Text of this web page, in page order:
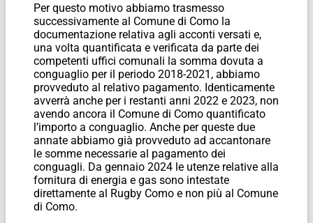
Per questo motivo abbiamo trasmesso
successivamente al Comune di Como la
documentazione relativa agli acconti versati e,
una volta quantificata e verificata da parte dei
competenti uffici comunali la somma dovuta a
conguaglio per il periodo 2018-2021, abbiamo
provveduto al relativo pagamento. Identicamente
avverrà anche per i restanti anni 2022 e 2023, non
avendo ancora il Comune di Como quantificato
l’importo a conguaglio. Anche per queste due
annate abbiamo già provveduto ad accantonare
le somme necessarie al pagamento dei
conguagli. Da gennaio 2024 le utenze relative alla
fornitura di energia e gas sono intestate
direttamente al Rugby Como e non più al Comune
di Como.